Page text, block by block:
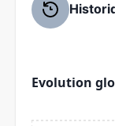
Evolution